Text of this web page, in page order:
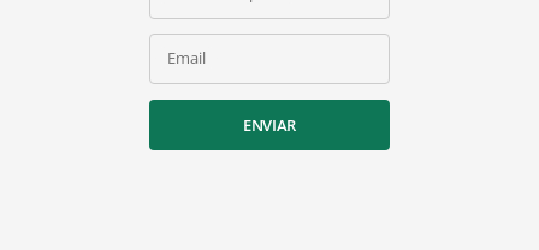
Email
ENVIAR